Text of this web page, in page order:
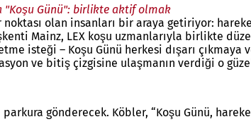
"Koşu Günü": birlikte aktif olmak
olan insanları bir araya getiriyor:
Mainz, LEX koşu uzmanlarıyla birlikte
isteği – Koşu Günü herkesi dışarı
ve bitiş çizgisine ulaşmanın verdiği o
gönderecek. Köbler, “Koşu Günü,